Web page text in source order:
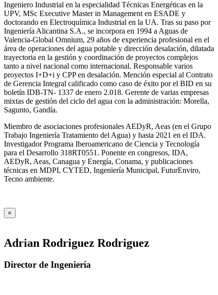
Ingeniero Industrial en la especialidad Técnicas Energéticas en la
UPV, MSc Executive Master in Management en ESADE y
doctorando en Electroquímica Industrial en la UA. Tras su paso por
Ingeniería Alicantina S.A., se incorpora en 1994 a Aguas de
Valencia-Global Omnium, 29 años de experiencia profesional en el
área de operaciones del agua potable y dirección desalación, dilatada
trayectoria en la gestión y coordinación de proyectos complejos
tanto a nivel nacional como internacional. Responsable varios
proyectos I+D+i y CPP en desalación. Mención especial al Contrato
de Gerencia Integral calificado como caso de éxito por el BID en su
boletín IDB-TN- 1337 de enero 2.018. Gerente de varias empresas
mixtas de gestión del ciclo del agua con la administración: Morella,
Sagunto, Gandía.
Miembro de asociaciones profesionales AEDyR, Aeas (en el Grupo
Trabajo Ingeniería Tratamiento del Agua) y hasta 2021 en el IDA.
Investigador Programa Iberoamericano de Ciencia y Tecnología
para el Desarrollo 318RT0551. Ponente en congresos, IDA,
AEDyR, Aeas, Canagua y Energía, Conama, y publicaciones
técnicas en MDPI, CYTED, Ingeniería Municipal, FuturEnviro,
Tecno ambiente.
×
Adrian Rodriguez Rodriguez
Director de Ingeniería